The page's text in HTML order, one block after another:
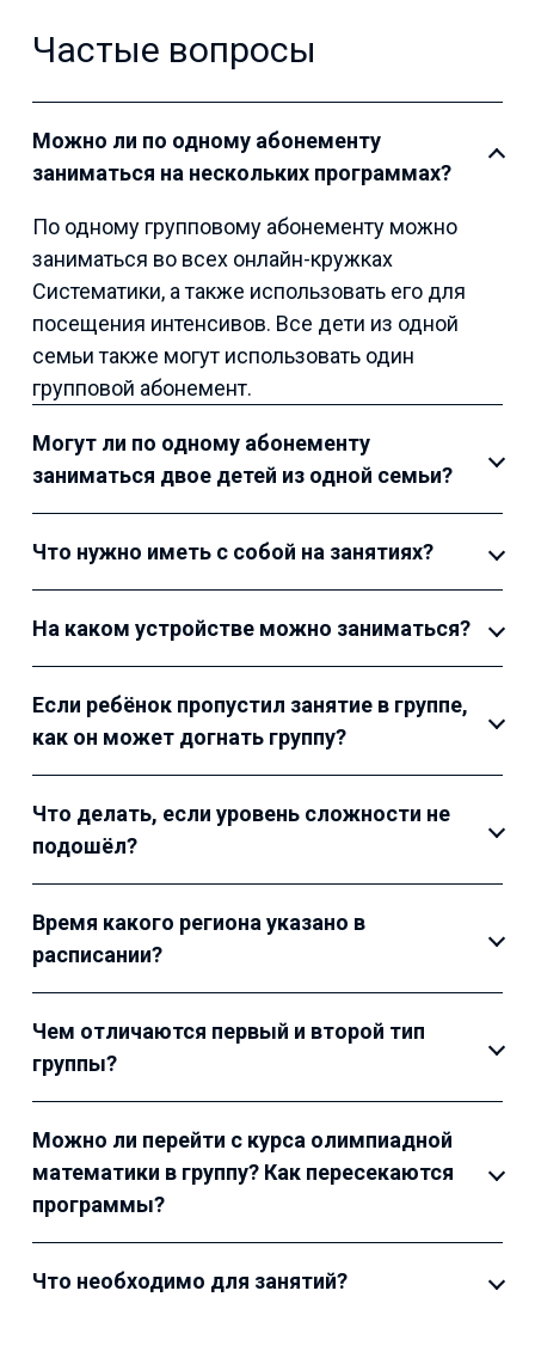
Частые вопросы
Можно ли по одному абонементу
заниматься на нескольких программах?
По одному групповому абонементу можно
заниматься во всех онлайн-кружках
Систематики, а также использовать его для
посещения интенсивов. Все дети из одной
семьи также могут использовать один
групповой абонемент.
Могут ли по одному абонементу
заниматься двое детей из одной семьи?
Что нужно иметь с собой на занятиях?
На каком устройстве можно заниматься?
Если ребёнок пропустил занятие в группе,
как он может догнать группу?
Что делать, если уровень сложности не
подошёл?
Время какого региона указано в
расписании?
Чем отличаются первый и второй тип
группы?
Можно ли перейти с курса олимпиадной
математики в группу? Как пересекаются
программы?
Что необходимо для занятий?